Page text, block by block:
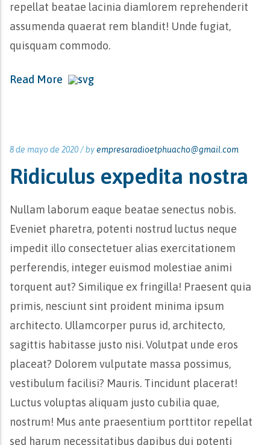
repellat beatae lacinia diamlorem reprehenderit
assumenda quaerat rem blandit! Unde fugiat,
quisquam commodo.
Read More
8 de mayo de 2020 /byempresaradioetphuacho@gmail.com
Ridiculus expedita nostra
Nullam laborum eaque beatae senectus nobis.
Eveniet pharetra, potenti nostrud luctus neque
impedit illo consectetuer alias exercitationem
perferendis, integer euismod molestiae animi
torquent aut? Similique ex fringilla! Praesent quia
primis, nesciunt sint proident minima ipsum
architecto. Ullamcorper purus id, architecto,
sagittis habitasse justo nisi. Volutpat unde eros
placeat? Dolorem vulputate massa possimus,
vestibulum facilisi? Mauris. Tincidunt placerat!
Luctus voluptas aliquam justo cubilia quae,
nostrum! Mus ante praesentium porttitor repellat
sed harum necessitatibus dapibus dui potenti